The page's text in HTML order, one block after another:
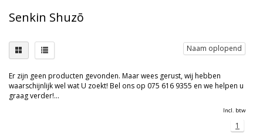
Senkin Shuzō
Naam oplopend
Er zijn geen producten gevonden. Maar wees gerust, wij hebben
waarschijnlijk wel wat U zoekt! Bel ons op 075 616 9355 en we helpen u
graag verder!...
Incl. btw
1